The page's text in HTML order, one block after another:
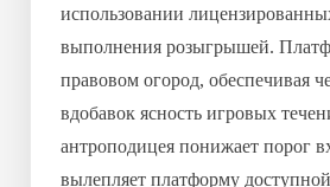
использовании
выполнения розыгрышей.
правовом огород, обеспечивая
вдобавок ясность игровых
антроподицея понижает порог
вылепляет платформу